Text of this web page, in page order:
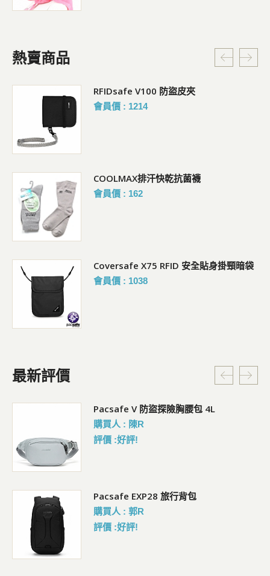
熱賣商品
RFIDsafe V100 防盜皮夾
會員價 : 1214
COOLMAX排汗快乾抗菌襪
會員價 : 162
Coversafe X75 RFID 安全貼身掛頸暗袋
會員價 : 1038
最新評價
Pacsafe V 防盜探險胸腰包 4L
購買人 : 陳R
評價 :好評!
Pacsafe EXP28 旅行背包
購買人 : 郭R
評價 :好評!